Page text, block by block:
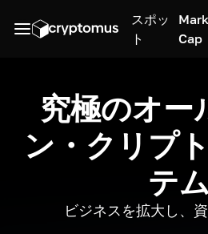
スポッ
ト
Cap
究極のオー
ン・クリプ
テム
ビジネスを拡大し、